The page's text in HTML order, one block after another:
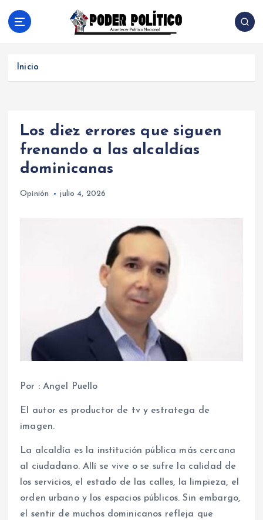
Acontecer Politico Nacional
Inicio
Los diez errores que siguen
frenando a las alcaldías
dominicanas
Opinión julio 4, 2026
Por : Angel Puello
El autor es productor de tv y estratega de
imagen.
La alcaldía es la institución pública más cercana
al ciudadano. Allí se vive o se sufre la calidad de
los servicios, el estado de las calles, la limpieza, el
orden urbano y los espacios públicos. Sin embargo,
el sentir de muchos dominicanos refleja que